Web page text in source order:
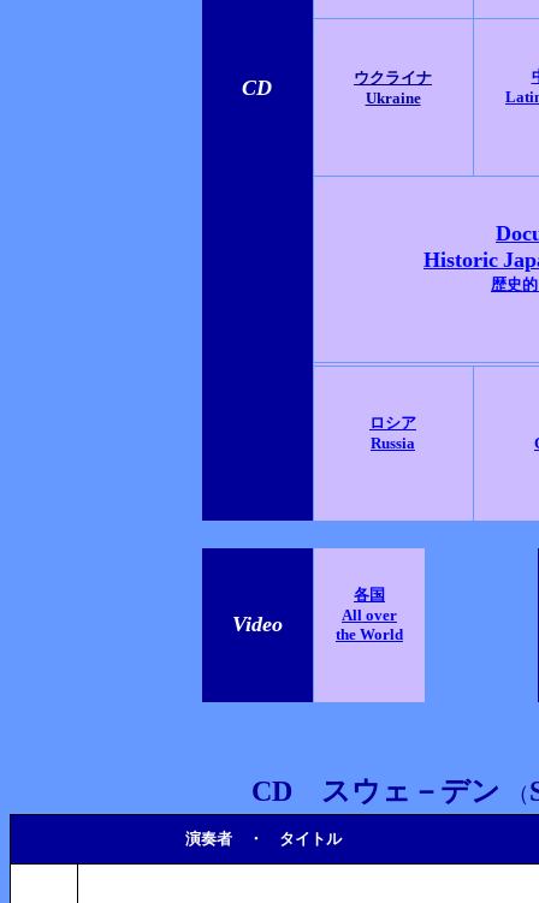
CD
ウクライナ
Ukraine
Historic
歴史
ロシア
Russia
Video
各国
All over
the World
CD スウェ－デン （
演奏者 ・ タイトル